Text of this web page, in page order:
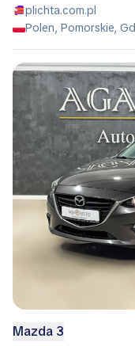
plichta.com.pl
Polen, Pomorskie,
Mazda 3